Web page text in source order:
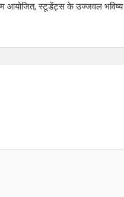
आयोजित, स्टूडेंट्स के उज्जवल भविष्य